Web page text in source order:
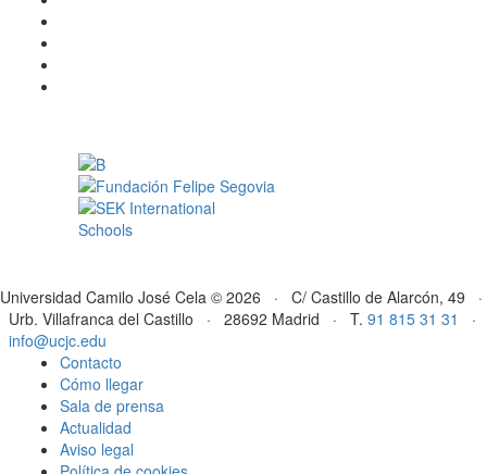
Universidad Camilo José Cela © 2026 · C/ Castillo de Alarcón, 49 ·
Urb. Villafranca del Castillo · 28692 Madrid · T. 91 815 31 31
·
info@ucjc.edu
Contacto
Cómo llegar
Sala de prensa
Actualidad
Aviso legal